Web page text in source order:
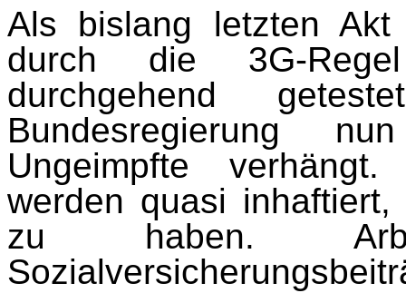
Als bislang letzten
durch die 3G-
durchgehend
Bundesregierung
Ungeimpfte
werden quasi
zu haben.